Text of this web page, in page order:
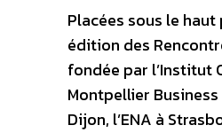
Placées sous le
édition des
fondée par l’Institut
Montpellier
Dijon, l’ENA à